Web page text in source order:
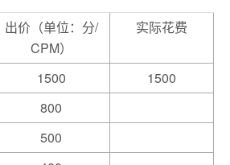
出价（单位：分/
CPM）
实际花费
1500
1500
800
500